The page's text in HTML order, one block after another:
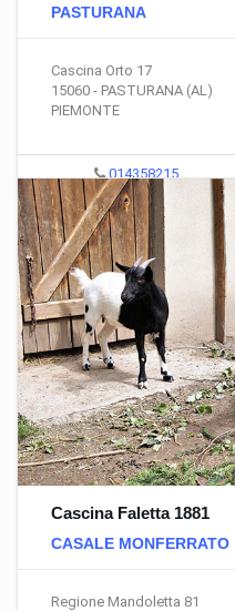
PASTURANA
Cascina Orto 17
15060 - PASTURANA (AL)
PIEMONTE
014358215
Cascina Faletta 1881
CASALE MONFERRATO
Regione Mandoletta 81